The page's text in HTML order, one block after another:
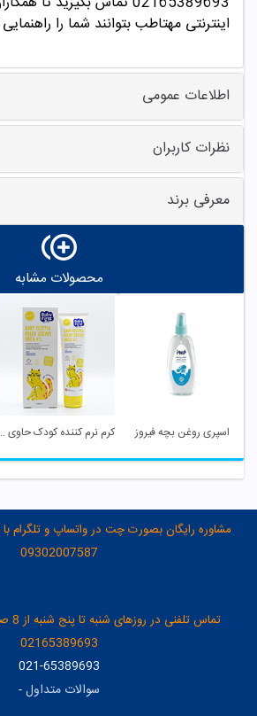
اینترنتی مهتاطب بتوانند شما را
اطلاعات عمومی
نظرات کاربران
معرفی برند
محصولات مشابه
اسپری روغن بچه فیروز کرم نرم کننده کودک
09302007587
02165389693
021-65389693
سوالات متداول-